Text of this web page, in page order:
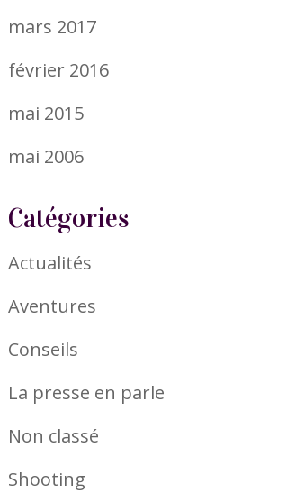
mars 2017
février 2016
mai 2015
mai 2006
Catégories
Actualités
Aventures
Conseils
La presse en parle
Non classé
Shooting